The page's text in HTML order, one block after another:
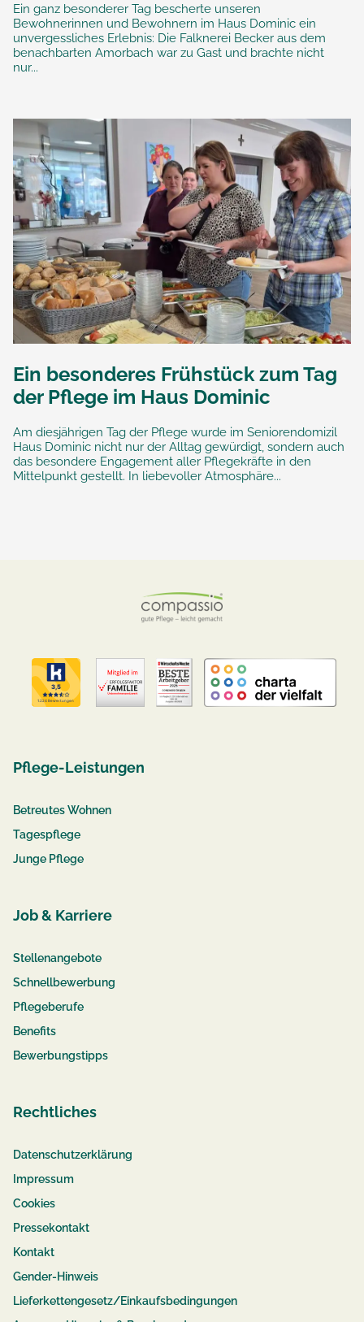
Ein ganz besonderer Tag bescherte unseren
Bewohnerinnen und Bewohnern im Haus Dominic ein
unvergessliches Erlebnis: Die Falknerei Becker aus dem
benachbarten Amorbach war zu Gast und brachte nicht
nur...
Ein besonderes Frühstück zum Tag
der Pflege im Haus Dominic
Am diesjährigen Tag der Pflege wurde im Seniorendomizil
Haus Dominic nicht nur der Alltag gewürdigt, sondern auch
das besondere Engagement aller Pflegekräfte in den
Mittelpunkt gestellt. In liebevoller Atmosphäre...
Pflege-Leistungen
Betreutes Wohnen
Tagespflege
Junge Pflege
Job & Karriere
Stellenangebote
Schnellbewerbung
Pflegeberufe
Benefits
Bewerbungstipps
Rechtliches
Datenschutzerklärung
Impressum
Cookies
Pressekontakt
Kontakt
Gender-Hinweis
Lieferkettengesetz/Einkaufsbedingungen